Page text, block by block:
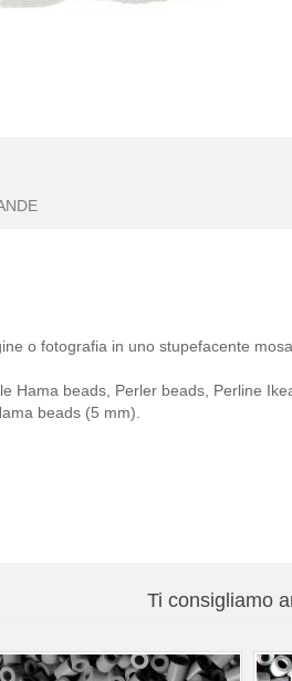
o fotografia in uno stupefacente
Hama beads, Perler beads, Perline
beads (5 mm).
Ti consigliamo